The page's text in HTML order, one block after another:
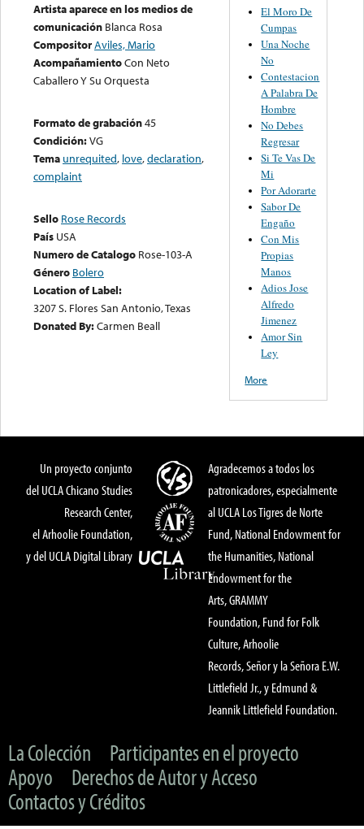
Artista aparece en los medios de
comunicación Blanca Rosa
CompositorAviles, Mario
AcompañamientoCon Neto
Caballero Y Su Orquesta
Formato de grabación45
Condición:VG
Tema unrequited, love,declaration,
complaint
Sello Rose Records
País USA
Numero de Catalogo Rose-103-A
Género Bolero
Location of Label:
3207 S. Flores San Antonio, Texas
Donated By:Carmen Beall
El Moro De
Cumpas
Una Noche
No
Contestacion
A Palabra De
Hombre
No Debes
Regresar
Si Te Vas De
Mi
Por Adorarte
Sabor De
Engaño
Con Mis
Propias
Manos
Adios Jose
Alfredo
Jimenez
Amor Sin
Ley
More
Un proyecto conjunto
del UCLA Chicano Studies
Research Center,
el Arhoolie Foundation,
y del UCLA Digital Library
Agradecemos a todos los
patronicadores, especialmente
al UCLA Los Tigres de Norte
Fund, National Endowment for
the Humanities, National
Endowment for the
Arts, GRAMMY
Foundation, Fund for Folk
Culture, Arhoolie
Records, Señor y la Señora E.W.
Littlefield Jr., y Edmund &
Jeannik Littlefield Foundation.
La Colección
Participantes en el proyecto
Apoyo
Derechos de Autor y Acceso
Contactos y Créditos